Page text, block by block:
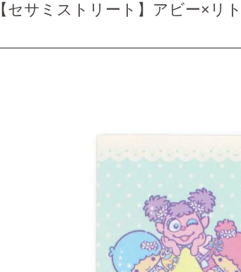
【セサミストリート】アビー×リ